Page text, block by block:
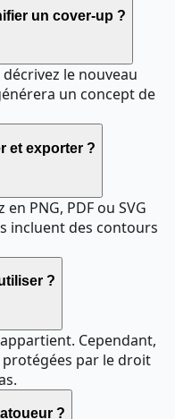
un cover-up ?
le nouveau
un concept de
et exporter ?
PNG, PDF ou SVG
incluent des contours
?
Cependant,
par le droit
?